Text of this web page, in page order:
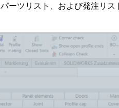
パーツリスト、および発注リス